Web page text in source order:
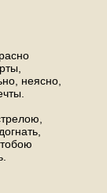
неясно,